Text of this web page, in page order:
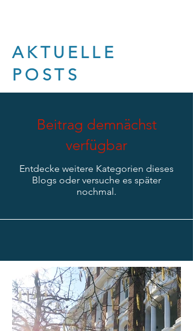
AKTUELLE
POSTS
Beitrag demnächst
verfügbar
Entdecke weitere Kategorien dieses
Blogs oder versuche es später
nochmal.